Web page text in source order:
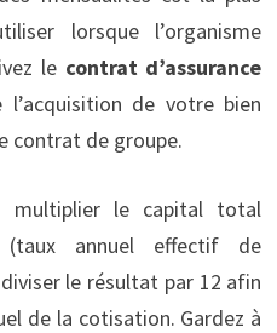
lorsque l’organisme
le contrat d’assurance
de votre bien
contrat de groupe.
multiplier le capital total
annuel effectif de
le résultat par 12 afin
de la cotisation. Gardez à